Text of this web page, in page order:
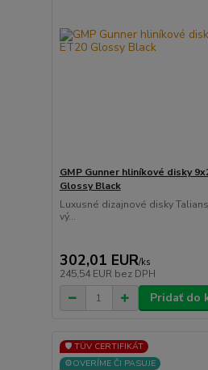
GMP Gunner hliníkové disky
Glossy Black
Luxusné dizajnové disky
vý...
302,01 EUR/ks
245,54 EUR bez DPH
Pridať do
🛡️ TÜV CERTIFIKÁT
⚙️OVERÍME ČI PASUJE